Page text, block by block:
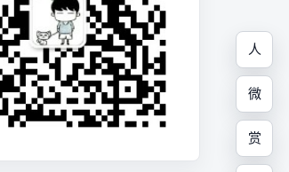
人
微
赏